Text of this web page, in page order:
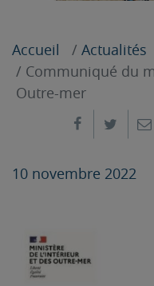
Accueil
Actualités
Communiqué du
Outre-mer
Partager
10 novembre 2022